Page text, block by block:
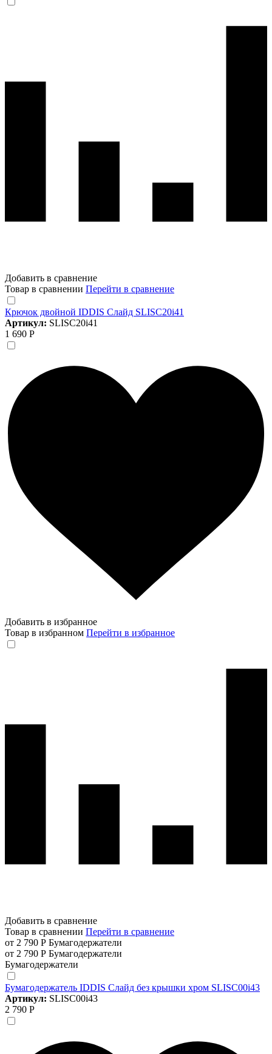
Добавить в сравнение
Товар в сравнении Перейти в сравнение
Крючок двойной IDDIS Слайд SLISC20i41
Артикул: SLISC20i41
1 690 Р
Добавить в избранное
Товар в избранном Перейти в избранное
Добавить в сравнение
Товар в сравнении Перейти в сравнение
от 2 790 Р Бумагодержатели
от 2 790 Р Бумагодержатели
Бумагодержатели
Бумагодержатель IDDIS Слайд без крышки хром SLISC00i43
Артикул: SLISC00i43
2 790 Р